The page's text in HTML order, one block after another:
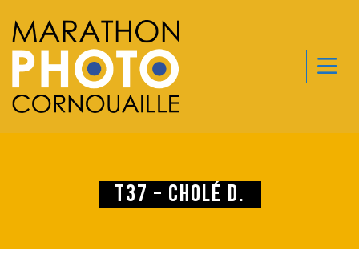
T37 – Cholé D.